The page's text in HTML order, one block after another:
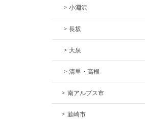
小淵沢
長坂
大泉
清里・高根
南アルプス市
韮崎市